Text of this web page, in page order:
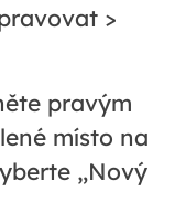
>
pravým
místo na
„Nový